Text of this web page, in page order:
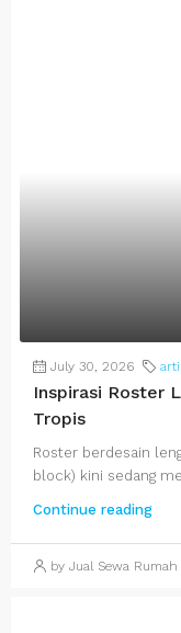
July 30, 2026
Inspirasi Roster
Tropis
Roster berdesain
block) kini sedang
Continue reading
by Jual Sewa Rumah